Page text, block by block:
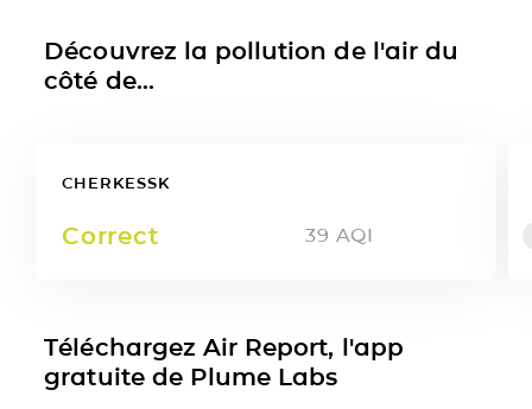
Découvrez la pollution de l'air du
côté de...
CHERKESSK
Correct 39 AQI
Téléchargez Air Report, l'app
gratuite de Plume Labs